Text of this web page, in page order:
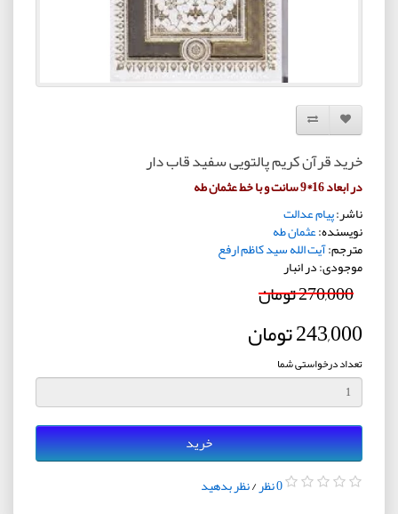
افزودن به لیست دلخواه
مقایسه این محصول
خرید قرآن کریم پالتویی سفید قاب دار
در ابعاد 16*9 سانت و با خط عثمان طه
ناشر:پیام عدالت
نویسنده:عثمان طه
مترجم:آیت الله سید کاظم ارفع
موجودی: در انبار
270,000 تومان
243,000 تومان
تعداد درخواستی شما
خرید
0 نظر /نظر بدهید